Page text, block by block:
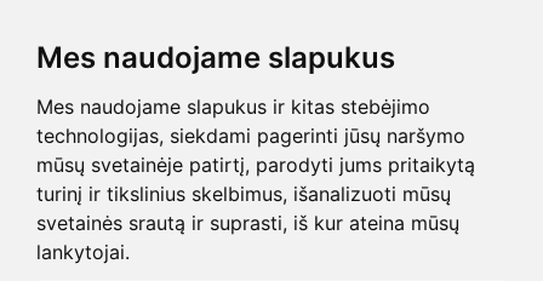
Mes naudojame slapukus
Mes naudojame slapukus ir kitas stebėjimo
technologijas, siekdami pagerinti jūsų naršymo
mūsų svetainėje patirtį, parodyti jums pritaikytą
turinį ir tikslinius skelbimus, išanalizuoti mūsų
svetainės srautą ir suprasti, iš kur ateina mūsų
lankytojai.